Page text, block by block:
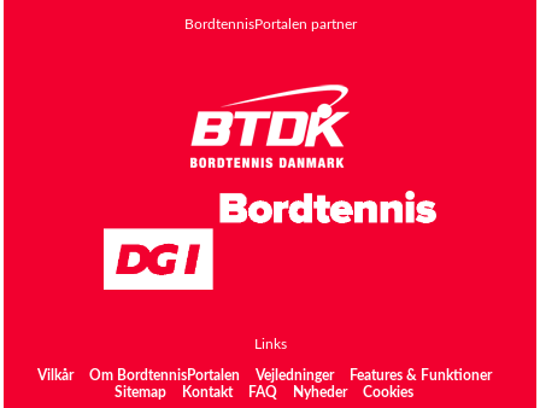
BordtennisPortalen partner
Links
Vilkår Om BordtennisPortalen Vejledninger
Features & Funktioner
Sitemap
Kontakt FAQ Nyheder Cookies